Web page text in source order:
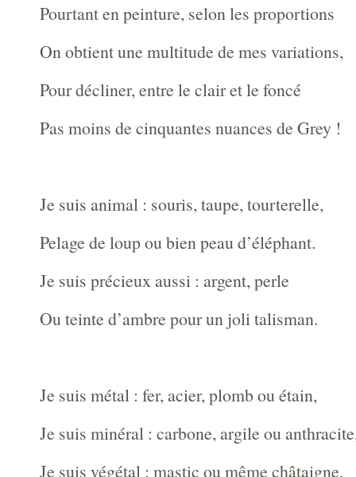
Pourtant en peinture, selon les proportions
On obtient une multitude de mes variations,
Pour décliner, entre le clair et le foncé
Pas moins de cinquantes nuances de Grey !
Je suis animal : souris, taupe, tourterelle,
Pelage de loup ou bien peau d’éléphant.
Je suis précieux aussi : argent, perle
Ou teinte d’ambre pour un joli talisman.
Je suis métal : fer, acier, plomb ou étain,
Je suis minéral : carbone, argile ou
Je suis végétal : mastic ou même châtaigne,